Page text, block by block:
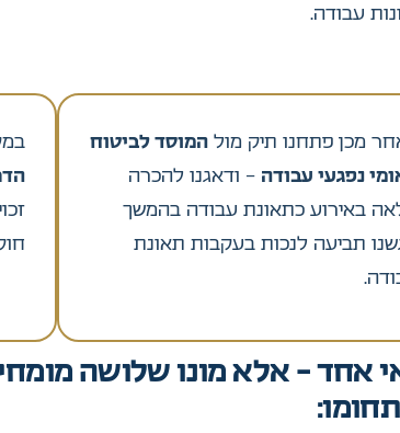
עבודה.
מכן פתחנו תיק מולהמוסד לביטוח
נפגעי עבודה – ודאגנו להכרה
באירוע כתאונת עבודה בהמשך
תביעה לנכות בעקבות תאונת
– אלא מונו שלושה